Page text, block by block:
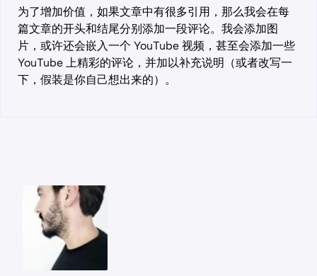
为了增加价值，如果文章中有很多引用，那么我会在每
篇文章的开头和结尾分别添加一段评论。我会添加图
片，或许还会嵌入一个 YouTube 视频，甚至会添加一些
YouTube 上精彩的评论，并加以补充说明（或者改写一
下，假装是你自己想出来的）。